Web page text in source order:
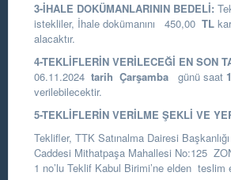
3-İHALE DOKÜMANLARININ BEDELİ:
istekliler, İhale dokümanını 450,00 TL
alacaktır.
4-TEKLİFLERİN VERİLECEĞİ EN SON
06.11.2024 tarih Çarşamba günü saat
verilebilecektir.
5-TEKLİFLERİN VERİLME ŞEKLİ VE
Teklifler, TTK Satınalma Dairesi
Caddesi Mithatpaşa Mahallesi No:125
1 no’lu Teklif Kabul Birimi’ne elden teslim